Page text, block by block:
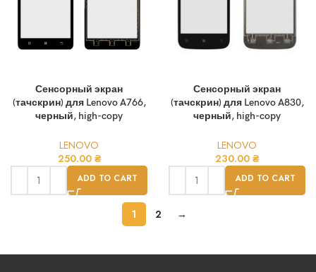
Сенсорный экран
(тачскрин) для Lenovo A766,
черный, high-copy
LENOVO
250.00 ₴
ADD TO CART
Сенсорный экран
(тачскрин) для Lenovo A830,
черный, high-copy
LENOVO
230.00 ₴
ADD TO CART
1 2 →